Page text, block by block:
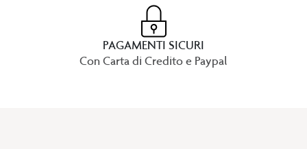
PAGAMENTI SICURI
Con Carta di Credito e Paypal